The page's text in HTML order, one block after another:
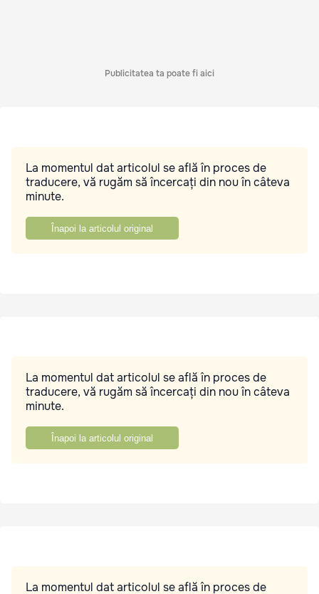
Publicitatea ta poate fi aici
La momentul dat articolul se află în proces de
traducere, vă rugăm să încercați din nou în câteva
minute.
Înapoi la articolul original
La momentul dat articolul se află în proces de
traducere, vă rugăm să încercați din nou în câteva
minute.
Înapoi la articolul original
La momentul dat articolul se află în proces de